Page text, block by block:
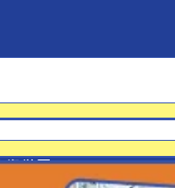
学園